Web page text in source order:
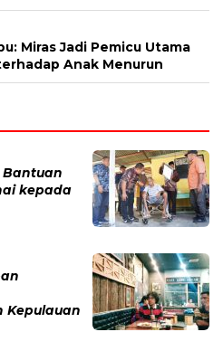
Miras Jadi Pemicu Utama
Anak Menurun
Bantuan
kepada
Kepulauan